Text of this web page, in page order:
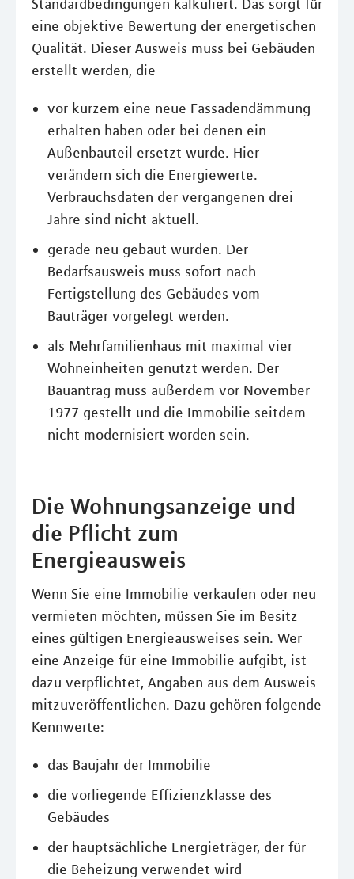
Standardbedingungen kalkuliert. Das sorgt für
eine objektive Bewertung der energetischen
Qualität. Dieser Ausweis muss bei Gebäuden
erstellt werden, die
vor kurzem eine neue Fassadendämmung
erhalten haben oder bei denen ein
Außenbauteil ersetzt wurde. Hier
verändern sich die Energiewerte.
Verbrauchsdaten der vergangenen drei
Jahre sind nicht aktuell.
gerade neu gebaut wurden. Der
Bedarfsausweis muss sofort nach
Fertigstellung des Gebäudes vom
Bauträger vorgelegt werden.
als Mehrfamilienhaus mit maximal vier
Wohneinheiten genutzt werden. Der
Bauantrag muss außerdem vor November
1977 gestellt und die Immobilie seitdem
nicht modernisiert worden sein.
Die Wohnungsanzeige und
die Pflicht zum
Energieausweis
Wenn Sie eine Immobilie verkaufen oder neu
vermieten möchten, müssen Sie im Besitz
eines gültigen Energieausweises sein. Wer
eine Anzeige für eine Immobilie aufgibt, ist
dazu verpflichtet, Angaben aus dem Ausweis
mitzuveröffentlichen. Dazu gehören folgende
Kennwerte:
das Baujahr der Immobilie
die vorliegende Effizienzklasse des
Gebäudes
der hauptsächliche Energieträger, der für
die Beheizung verwendet wird